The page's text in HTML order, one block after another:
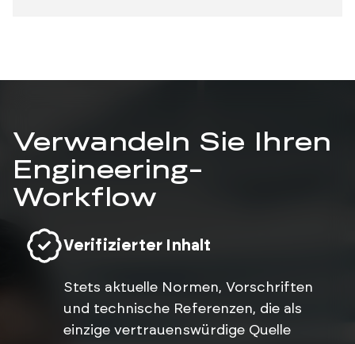
Verwandeln Sie Ihren
Engineering-
Workflow
Verifizierter Inhalt
Stets aktuelle Normen, Vorschriften
und technische Referenzen, die als
einzige vertrauenswürdige Quelle